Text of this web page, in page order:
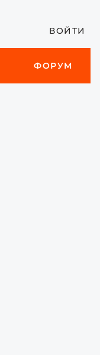
ВОЙТИ
ФОРУМ